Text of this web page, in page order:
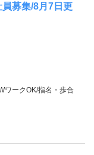
募集/8月7日更
ワークOK/指名・歩合